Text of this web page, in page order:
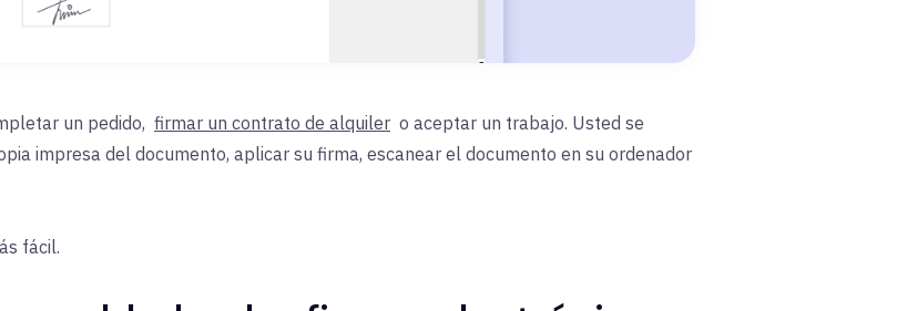
un pedido, firmar un contrato de alquiler o aceptar un trabajo. Usted se
impresa del documento, aplicar su firma, escanear el documento en su ordenador
fácil.